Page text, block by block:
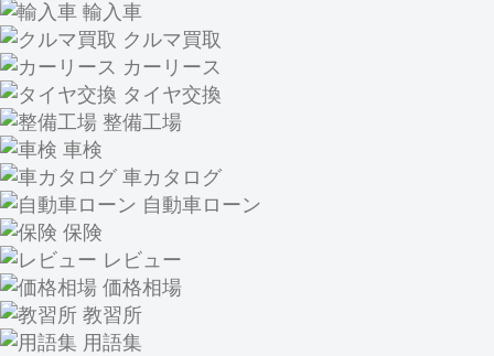
輸入車
クルマ買取
カーリース
タイヤ交換
整備工場
車検
車カタログ
自動車ローン
保険
レビュー
価格相場
教習所
用語集